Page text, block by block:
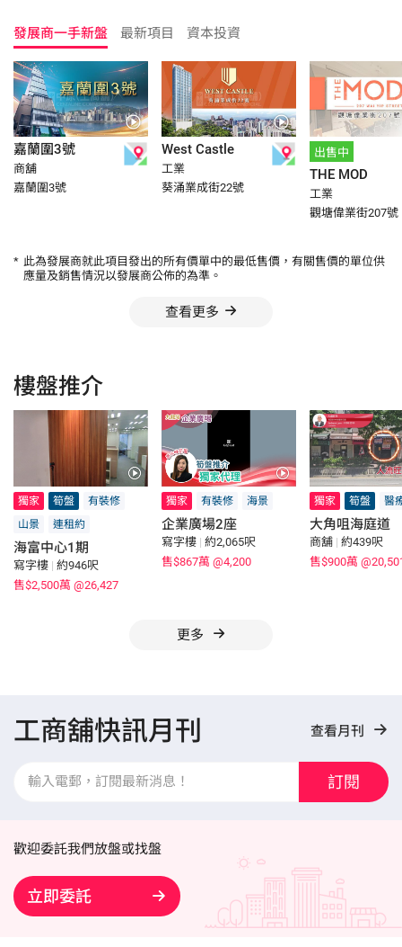
發展商一手新盤 最新項目 資本投資
嘉蘭圍3號
商舖
嘉蘭圍3號
West Castle
工業
葵涌業成街22號
出售中
THE MOD
工業
觀塘偉業街207號
* 此為發展商就此項目發出的所有價單中的最低售價，有關售價的單位供
應量及銷售情況以發展商公佈的為準。
查看更多
樓盤推介
獨家 筍盤
有裝修
山景
連租約
海富中心1期
寫字樓 | 約946呎
售$2,500萬 @26,427
獨家 有裝修 海景
企業廣場2座
寫字樓 | 約2,065呎
售$867萬 @4,200
獨家 筍盤 醫
大角咀海庭道
商舖 | 約439呎
售$900萬
更多
工商舖快訊月刊 查看月刊
訂閱
歡迎委託我們放盤或找盤
立即委託